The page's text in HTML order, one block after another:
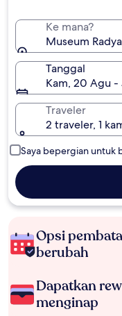
Ke mana?
Museum
Tanggal
Kam, 20 Agu -
Traveler
2 traveler, 1
Saya bepergian untuk
Opsi
berubah
Dapatkan
menginap